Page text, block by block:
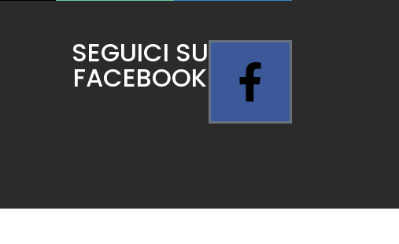
SEGUICI SU
FACEBOOK